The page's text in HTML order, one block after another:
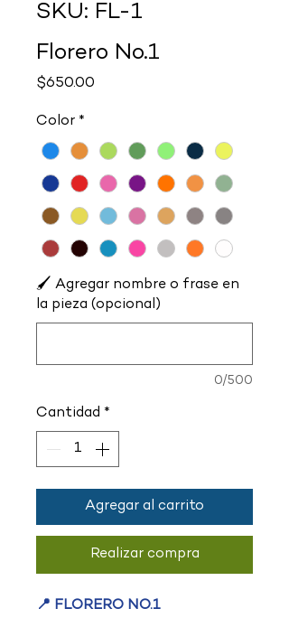
SKU: FL-1
Florero No.1
$650.00
Color *
🖌️ Agregar nombre o frase en
la pieza (opcional)
0/500
Cantidad *
Agregar al carrito
Realizar compra
📍 FLORERO NO.1